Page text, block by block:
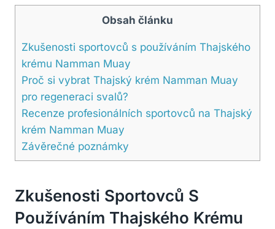
Obsah článku
Zkušenosti sportovců s používáním Thajského
krému Namman Muay
Proč si vybrat Thajský krém Namman Muay
pro regeneraci svalů?
Recenze profesionálních sportovců na Thajský
krém Namman Muay
Závěrečné poznámky
Zkušenosti Sportovců S
Používáním Thajského Krému